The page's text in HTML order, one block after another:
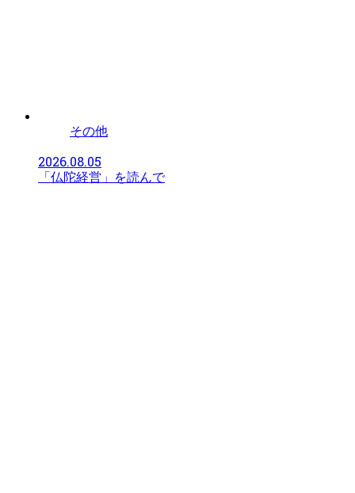
その他
2026.08.05
「仏陀経営」を読んで